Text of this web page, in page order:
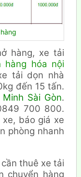
hàng, xe tải
hàng hóa nội
tải dọn nhà
đến 15 tấn.
Sài Gòn.
700 800.
báo giá xe
phòng nhanh
thuê xe tải
chuyển hàng